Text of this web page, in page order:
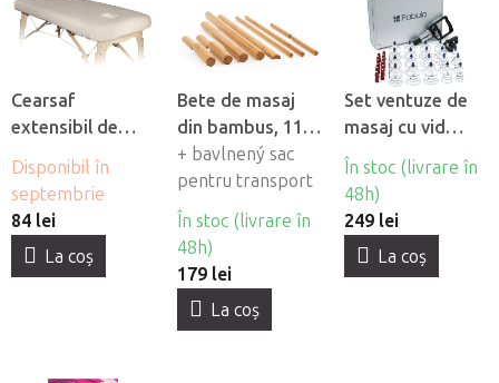
Cearsaf
extensibil de
flanel Fabulo cu
orificiu pentru
fată
Disponibil în
septembrie
84 lei
La coş
Bete de masaj
din bambus, 11
buc
+ bavlnený sac
pentru transport
În stoc (livrare în
48h)
179 lei
La coş
Set ventuze de
masaj cu vid
Fabulo Luxury 19
buc
În stoc (livrare în
48h)
249 lei
La coş